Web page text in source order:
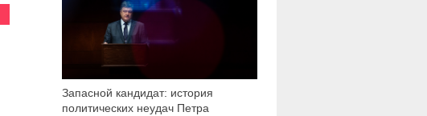
Запасной кандидат: история
политических неудач Петра